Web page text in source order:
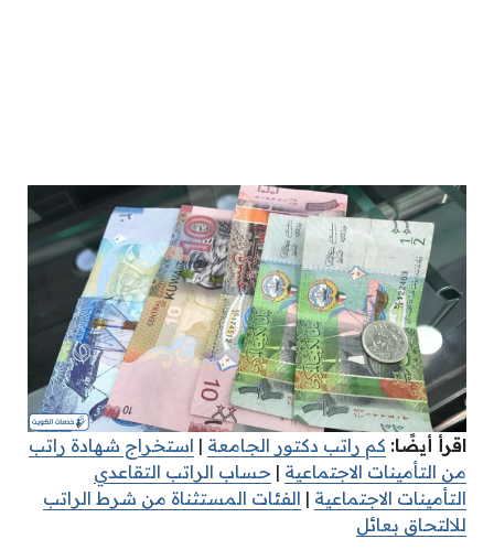
اقرأ أيضًا: كم راتب دكتور الجامعة | استخراج شهادة راتب
من التأمينات الاجتماعية | حساب الراتب التقاعدي
التأمينات الاجتماعية | الفئات المستثناة من شرط الراتب
للالتحاق بعائل